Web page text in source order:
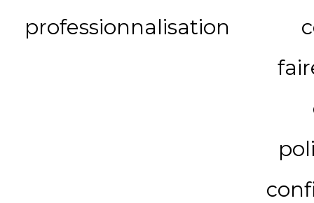
professionnalisation